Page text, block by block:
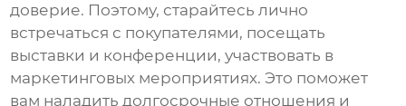
доверие. Поэтому, старайтесь лично
встречаться с покупателями, посещать
выставки и конференции, участвовать в
маркетинговых мероприятиях. Это поможет
вам наладить долгосрочные отношения и